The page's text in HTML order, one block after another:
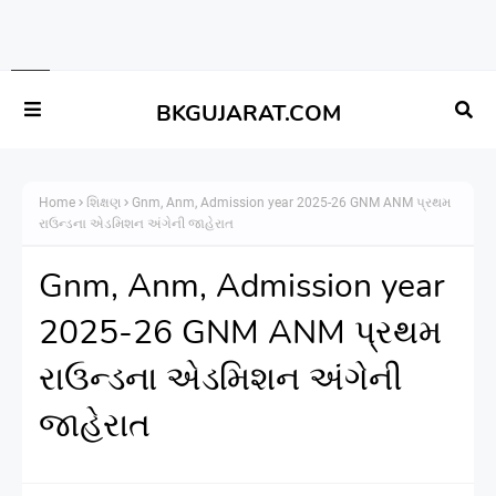
BKGUJARAT.COM
Home શિક્ષણ
Gnm, Anm, Admission year 2025-26 GNM ANM પ્રથમ
રાઉન્ડના એડમિશન અંગેની જાહેરાત
Gnm, Anm, Admission year
2025-26 GNM ANM પ્રથમ
રાઉન્ડના એડમિશન અંગેની
જાહેરાત